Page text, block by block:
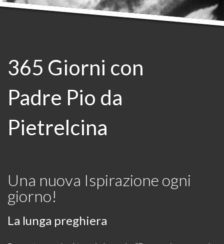
365 Giorni con
Padre Pio da
Pietrelcina
Una nuova Ispirazione ogni
giorno!
La lunga preghiera